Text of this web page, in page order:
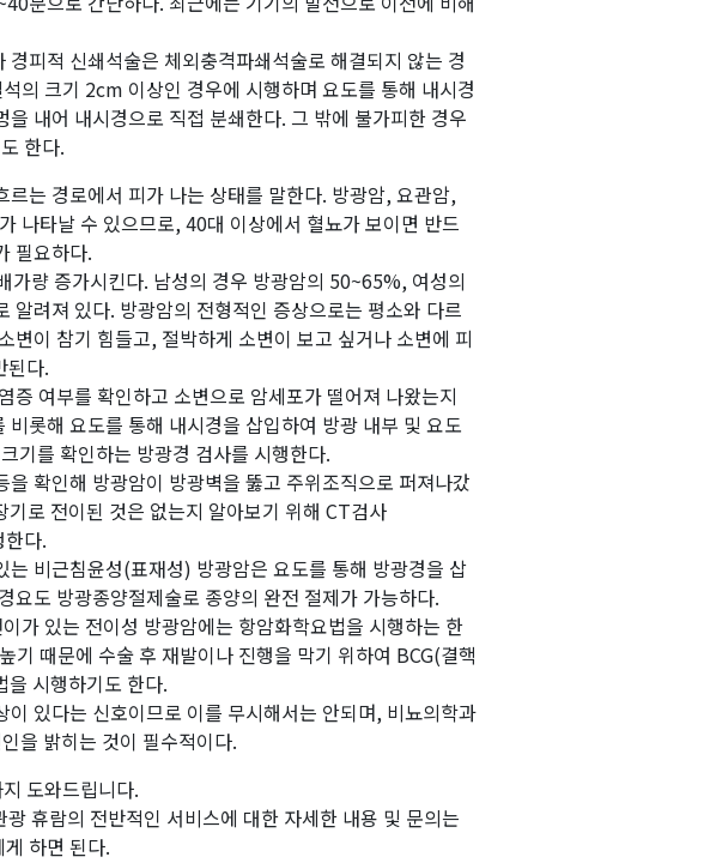
피적 신쇄석술은 체외충격파쇄석술로 해결되지 않는 경
의 크기 2cm 이상인 경우에 시행하며 요도를 통해 내시경
내어 내시경으로 직접 분쇄한다. 그 밖에 불가피한 경우
한다.
르는 경로에서 피가 나는 상태를 말한다. 방광암, 요관암,
나타날 수 있으므로, 40대 이상에서 혈뇨가 보이면 반드
필요하다.
가량 증가시킨다. 남성의 경우 방광암의 50~65%, 여성의
알려져 있다. 방광암의 전형적인 증상으로는 평소와 다르
변이 참기 힘들고, 절박하게 소변이 보고 싶거나 소변에 피
된다.
증 여부를 확인하고 소변으로 암세포가 떨어져 나왔는지
롯해 요도를 통해 내시경을 삽입하여 방광 내부 및 요도
기를 확인하는 방광경 검사를 시행한다.
확인해 방광암이 방광벽을 뚫고 주위조직으로 퍼져나갔
로 전이된 것은 없는지 알아보기 위해 CT검사
다.
는 비근침윤성(표재성) 방광암은 요도를 통해 방광경을 삽
요도 방광종양절제술로 종양의 완전 절제가 가능하다.
가 있는 전이성 방광암에는 항암화학요법을 시행하는 한
기 때문에 수술 후 재발이나 진행을 막기 위하여 BCG(결핵
을 시행하기도 한다.
이 있다는 신호이므로 이를 무시해서는 안되며, 비뇨의학과
을 밝히는 것이 필수적이다.
도와드립니다.
휴람의 전반적인 서비스에 대한 자세한 내용 및 문의는
하면 된다.